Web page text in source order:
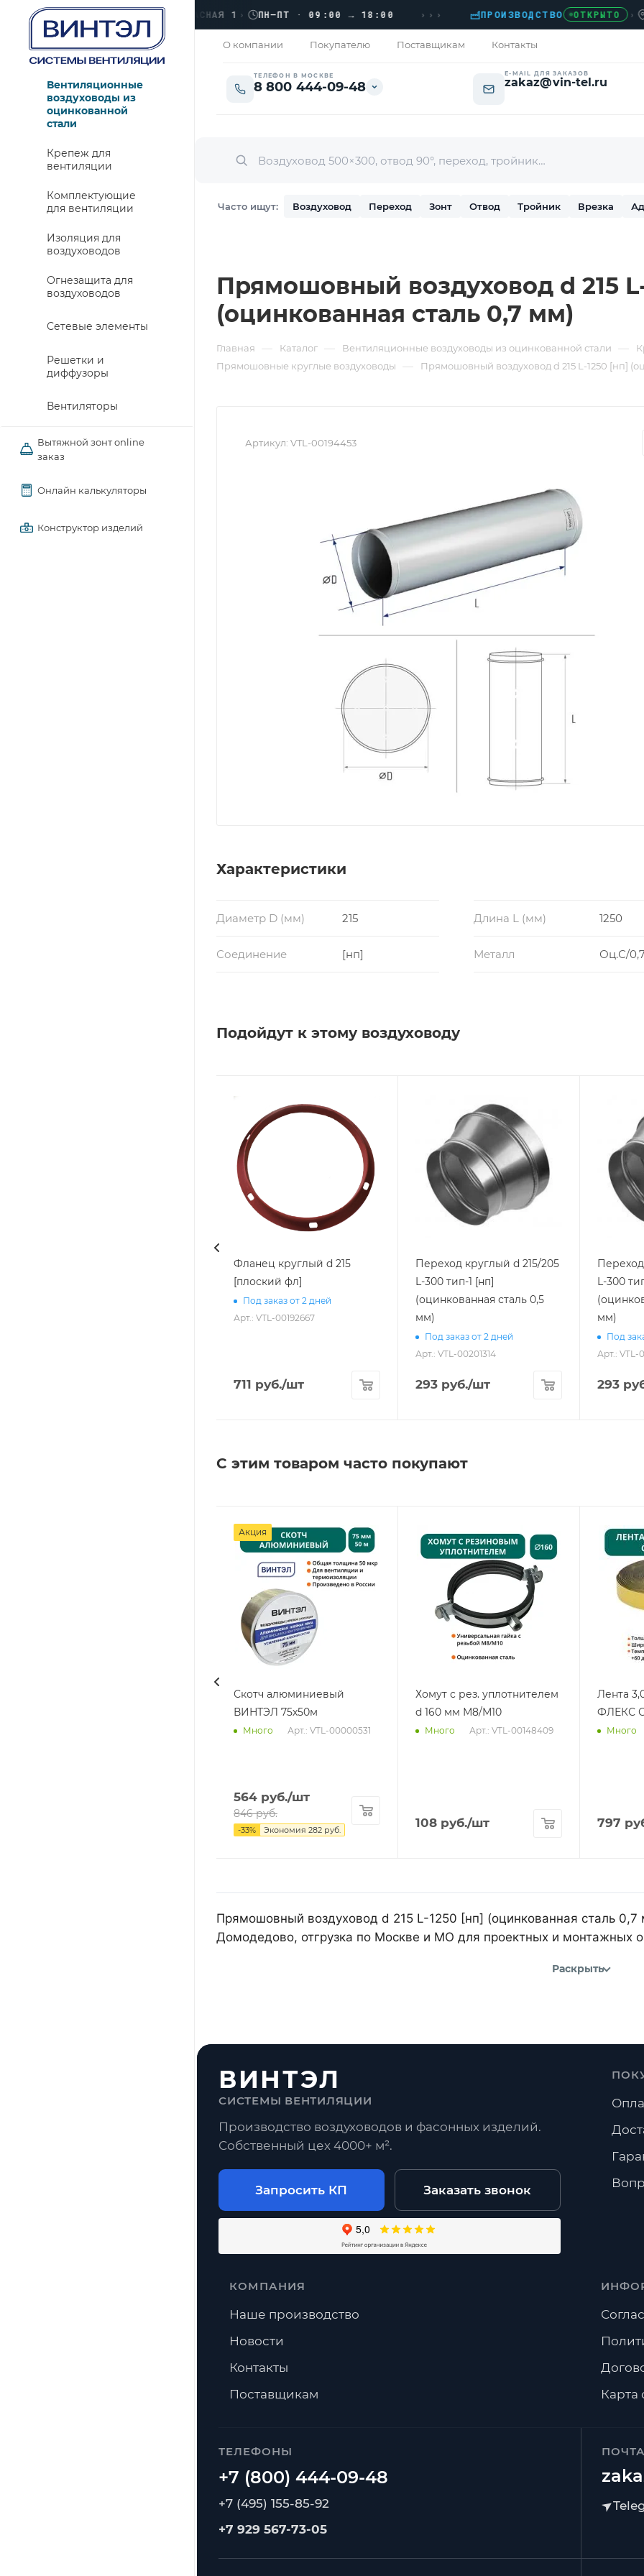
› ЛЮБЕРЦЫ, УЛ. КРАСНАЯ 1› ПН–ПТ · 09:00 → 18:00 ››› ПРОИЗВОДСТВО ОТКРЫТО ›
О компании Покупателю Поставщикам Контакты
ТЕЛЕФОН В МОСКВЕ
8 800 444-09-48
E-MAIL ДЛЯ ЗАКАЗОВ
zakaz@vin-tel.ru
Часто ищут: Воздуховод Переход Зонт Отвод Тройник Врезка
Вентиляционные
воздуховоды из
оцинкованной
стали
Крепеж для
вентиляции
Комплектующие
для вентиляции
Изоляция для
воздуховодов
Огнезащита для
воздуховодов
Сетевые элементы
Решетки и
диффузоры
Вентиляторы
Вытяжной зонт online
заказ
Онлайн калькуляторы
Конструктор изделий
Прямошовный воздуховод d 215
(оцинкованная сталь 0,7 мм)
Главная — Каталог — Вентиляционные воздуховоды из оцинкованной стали —
Прямошовные круглые воздуховоды
— Прямошовный воздуховод d 215 L-1250 [нп]
Артикул: VTL-00194453
Характеристики
Диаметр D (мм) 215 Длина L (мм) 1250
Соединение [нп] Металл Оц.С/
Подойдут к этому воздуховоду
Фланец круглый d 215
[плоский фл]
Под заказ от 2 дней
Арт.: VTL-00192667
711 руб./шт
Переход круглый d 215/205
L-300 тип-1 [нп]
(оцинкованная сталь 0,5
мм)
Под заказ от 2 дней
Арт.: VTL-00201314
293 руб./шт
L-300
мм)
Под
Арт.: VTL-
293
С этим товаром часто покупают
Акция
Скотч алюминиевый
ВИНТЭЛ 75х50м
Много Арт.: VTL-00000531
564 руб./шт
846руб.
-33% Экономия 282 руб.
Хомут с рез. уплотнителем
d 160 мм М8/М10
Много Арт.: VTL-00148409
108 руб./шт
Лента
ФЛЕКС
Много
797
Прямошовный воздуховод d 215 L-1250 [нп] (оцинкованная сталь
Домодедово, отгрузка по Москве и МО для проектных и монтажных
Раскрыть
ВИНТЭЛ
СИСТЕМЫ ВЕНТИЛЯЦИИ
Производство воздуховодов и фасонных изделий.
Собственный цех 4000+ м².
Запросить КП Заказать звонок
ТЕЛЕФОНЫ
+7 (495) 155-85-92
+7 929 567-73-05
КОМПАНИЯ
Наше производство
Новости
Контакты
Поставщикам
Карта